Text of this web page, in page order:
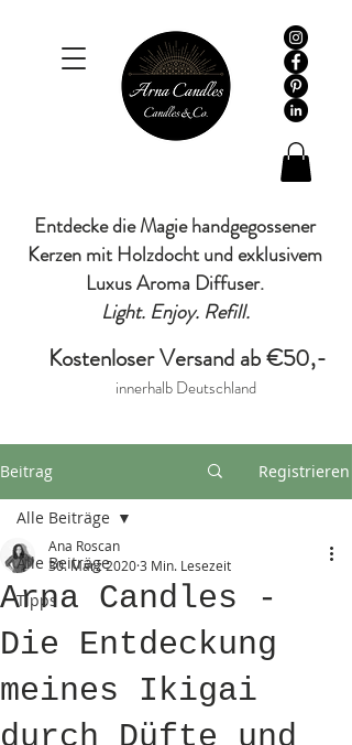
Kostenloser Versand ab €50,-
innerhalb Deutschland
Entdecke die Magie handgegossener
Kerzen mit Holzdocht und exklusivem
Luxus Aroma Diffuser.
Light. Enjoy. Refill.
Beitrag Registrieren
Alle Beiträge
Tipps
Alle Beiträge
Arna Candles -
Die Entdeckung
meines Ikigai
durch Düfte und
Ana Roscan
30. März 20203 Min. Lesezeit